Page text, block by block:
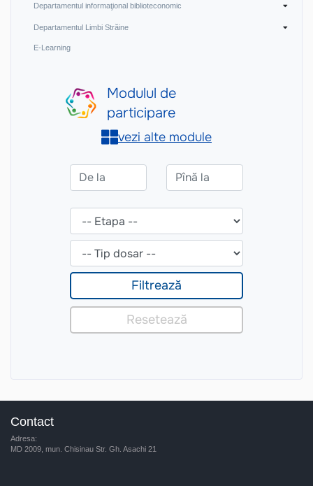
Departamentul informaţional biblioteconomic
Departamentul Limbi Străine
E-Learning
Contact
Adresa:
MD 2009, mun. Chisinau Str. Gh. Asachi 21